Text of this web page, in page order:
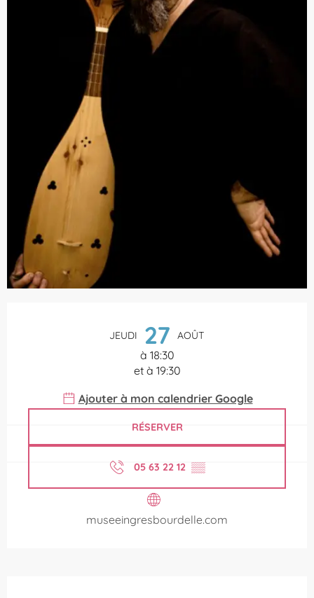
JEUDI 27 AOÛT
à 18:30
et à 19:30
Ajouter à mon calendrier Google
RÉSERVER
05 63 22 12 ▒▒
museeingresbourdelle.com